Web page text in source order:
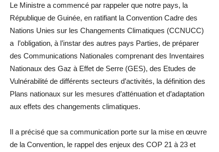
Le Ministre a commencé par rappeler que notre pays, la
République de Guinée, en ratifiant la Convention Cadre des
Nations Unies sur les Changements Climatiques (CCNUCC)
a l’obligation, à l’instar des autres pays Parties, de préparer
des Communications Nationales comprenant des Inventaires
Nationaux des Gaz à Effet de Serre (GES), des Etudes de
Vulnérabilité de différents secteurs d’activités, la définition des
Plans nationaux sur les mesures d’atténuation et d’adaptation
aux effets des changements climatiques.
Il a précisé que sa communication porte sur la mise en œuvre
de la Convention, le rappel des enjeux des COP 21 à 23 et